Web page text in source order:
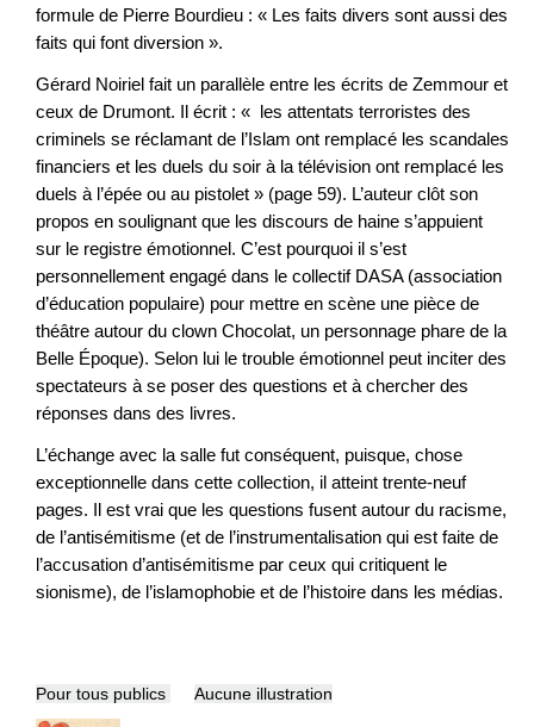
formule de Pierre Bourdieu : « Les faits divers sont aussi des
faits qui font diversion ».
Gérard Noiriel fait un parallèle entre les écrits de Zemmour et
ceux de Drumont. Il écrit : « les attentats terroristes des
criminels se réclamant de l’Islam ont remplacé les scandales
financiers et les duels du soir à la télévision ont remplacé les
duels à l’épée ou au pistolet » (page 59). L’auteur clôt son
propos en soulignant que les discours de haine s’appuient
sur le registre émotionnel. C’est pourquoi il s’est
personnellement engagé dans le collectif DASA (association
d’éducation populaire) pour mettre en scène une pièce de
théâtre autour du clown Chocolat, un personnage phare de la
Belle Époque). Selon lui le trouble émotionnel peut inciter des
spectateurs à se poser des questions et à chercher des
réponses dans des livres.
L’échange avec la salle fut conséquent, puisque, chose
exceptionnelle dans cette collection, il atteint trente-neuf
pages. Il est vrai que les questions fusent autour du racisme,
de l’antisémitisme (et de l’instrumentalisation qui est faite de
l’accusation d’antisémitisme par ceux qui critiquent le
sionisme), de l’islamophobie et de l’histoire dans les médias.
Pour tous publics Aucune illustration